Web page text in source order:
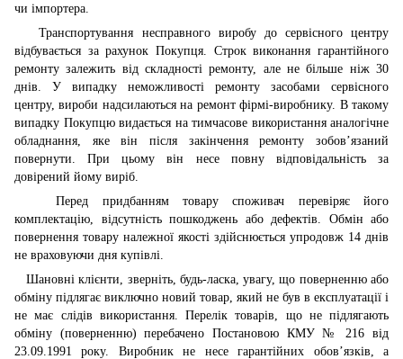
чи імпортера.
Транспортування несправного виробу до сервісного центру
відбувається за рахунок Покупця. Строк виконання гарантійного
ремонту залежить від складності ремонту, але не більше ніж 30
днів. У випадку неможливості ремонту засобами сервісного
центру, вироби надсилаються на ремонт фірмі-виробнику. В такому
випадку Покупцю видається на тимчасове використання аналогічне
обладнання, яке він після закінчення ремонту зобов’язаний
повернути. При цьому він несе повну відповідальність за
довірений йому виріб.
Перед придбанням товару споживач перевіряє його
комплектацію, відсутність пошкоджень або дефектів. Обмін або
повернення товару належної якості здійснюється упродовж 14 днів
не враховуючи дня купівлі.
Шановні клієнти, зверніть, будь-ласка, увагу, що поверненню або
обміну підлягає виключно новий товар, який не був в експлуатації і
не має слідів використання. Перелік товарів, що не підлягають
обміну (поверненню) перебачено Постановою КМУ № 216 від
23.09.1991 року. Виробник не несе гарантійних обов’язків, а